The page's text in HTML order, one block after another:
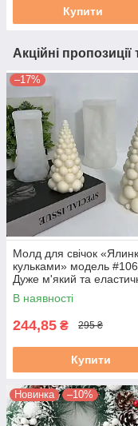
Купити
Акційні
–17%
Молд для свічок
кульками» модель
Дуже м'який та
силікон
В наявності
244,85 ₴ 295 ₴
Купити
Новинка –10%